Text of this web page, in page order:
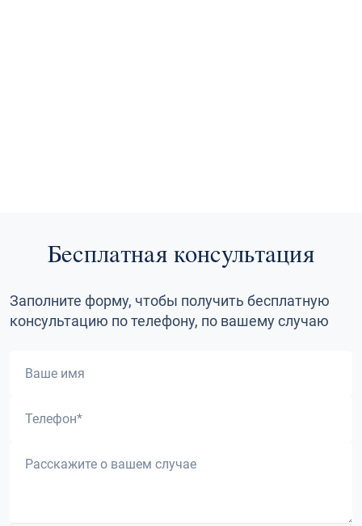
Бесплатная консультация
Заполните форму, чтобы получить бесплатную
консультацию по телефону, по вашему случаю